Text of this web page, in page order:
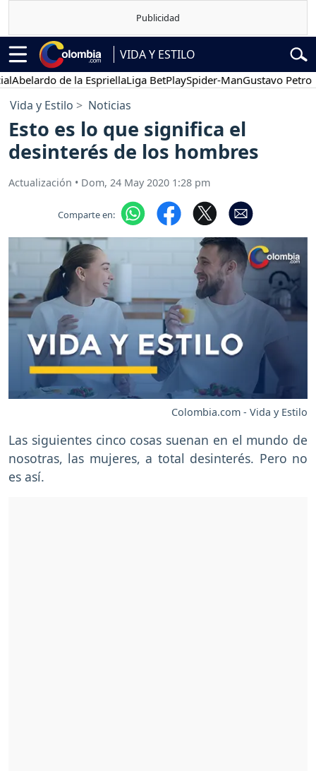
VIDA Y ESTILO
de la EspriellaLiga BetPlaySpider-ManGustavo Petro
Vida y Estilo Noticias
Esto es lo que significa el
desinterés de los hombres
Actualización • Dom, 24 May 2020 1:28 pm
Comparte en:
Colombia.com - Vida y Estilo
Las siguientes cinco cosas suenan en el mundo de
nosotras, las mujeres, a total desinterés. Pero no
es así.